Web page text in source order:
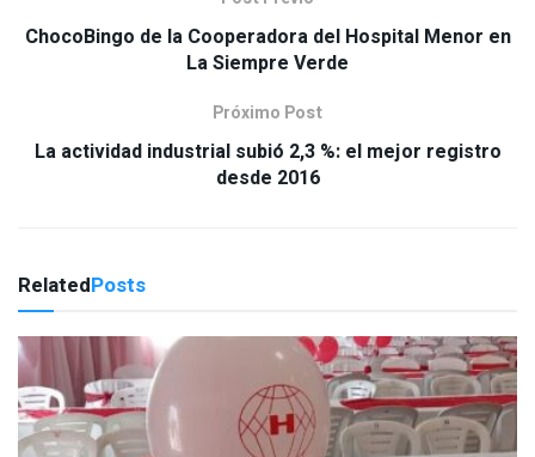
ChocoBingo de la Cooperadora del Hospital Menor en
La Siempre Verde
Próximo Post
La actividad industrial subió 2,3 %: el mejor registro
desde 2016
RelatedPosts